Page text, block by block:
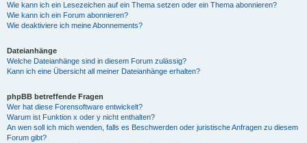
Wie kann ich ein Lesezeichen auf ein Thema setzen oder ein Thema abonnieren?
Wie kann ich ein Forum abonnieren?
Wie deaktiviere ich meine Abonnements?
Dateianhänge
Welche Dateianhänge sind in diesem Forum zulässig?
Kann ich eine Übersicht all meiner Dateianhänge erhalten?
phpBB betreffende Fragen
Wer hat diese Forensoftware entwickelt?
Warum ist Funktion x oder y nicht enthalten?
An wen soll ich mich wenden, falls es Beschwerden oder juristische Anfragen zu diesem
Forum gibt?